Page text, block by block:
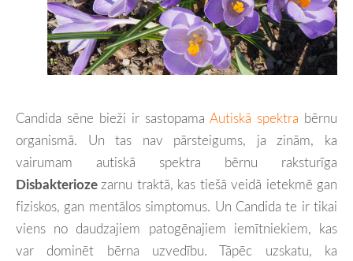
Candida sēne bieži ir sastopama Autiskā spektra bērnu
organismā. Un tas nav pārsteigums, ja zinām, ka
vairumam autiskā spektra bērnu raksturīga
Disbakteriozezarnu traktā, kas tiešā veidā ietekmē gan
fiziskos, gan mentālos simptomus. Un Candida te ir tikai
viens no daudzajiem patogēnajiem iemītniekiem, kas
var dominēt bērna uzvedību. Tāpēc uzskatu, ka